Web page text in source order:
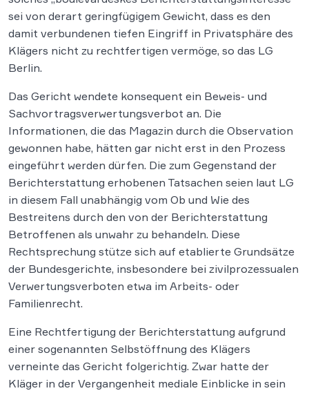
sei von derart geringfügigem Gewicht, dass es den
damit verbundenen tiefen Eingriff in Privatsphäre des
Klägers nicht zu rechtfertigen vermöge, so das LG
Berlin.
Das Gericht wendete konsequent ein Beweis- und
Sachvortragsverwertungsverbot an. Die
Informationen, die das Magazin durch die Observation
gewonnen habe, hätten gar nicht erst in den Prozess
eingeführt werden dürfen. Die zum Gegenstand der
Berichterstattung erhobenen Tatsachen seien laut LG
in diesem Fall unabhängig vom Ob und Wie des
Bestreitens durch den von der Berichterstattung
Betroffenen als unwahr zu behandeln. Diese
Rechtsprechung stütze sich auf etablierte Grundsätze
der Bundesgerichte, insbesondere bei zivilprozessualen
Verwertungsverboten etwa im Arbeits- oder
Familienrecht.
Eine Rechtfertigung der Berichterstattung aufgrund
einer sogenannten Selbstöffnung des Klägers
verneinte das Gericht folgerichtig. Zwar hatte der
Kläger in der Vergangenheit mediale Einblicke in sein